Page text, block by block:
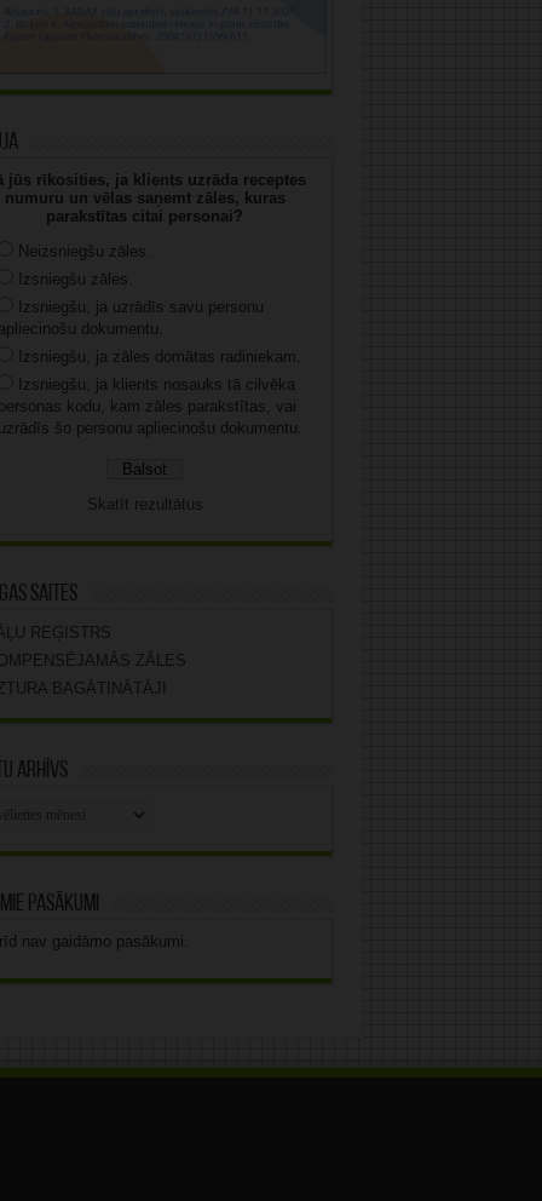
jūs rīkosities, ja klients uzrāda receptes
numuru un vēlas saņemt zāles, kuras
parakstītas citai personai?
Neizsniegšu zāles.
Izsniegšu zāles.
Izsniegšu, ja uzrādīs savu personu
dokumentu.
Izsniegšu, ja zāles domātas radiniekam.
Izsniegšu, ja klients nosauks tā cilvēka
kodu, kam zāles parakstītas, vai
šo personu apliecinošu dokumentu.
Skatīt rezultātus
saites
REĢISTRS
ZĀLES
BAGĀTINĀTĀJI
arhīvs
pasākumi
nav gaidāmo pasākumi.